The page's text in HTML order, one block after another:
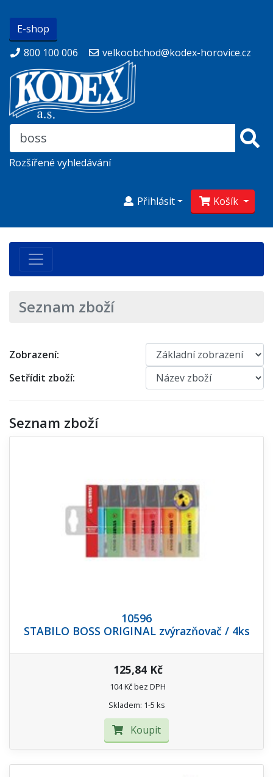
E-shop
800 100 006
velkoobchod@kodex-horovice.cz
Rozšířené vyhledávání
Košík
Přihlásit
Seznam zboží
Zobrazení:
Setřídit zboží:
Seznam zboží
10596
STABILO BOSS ORIGINAL zvýrazňovač / 4ks
125,84 Kč
104 Kč bez DPH
Skladem: 1-5 ks
Koupit